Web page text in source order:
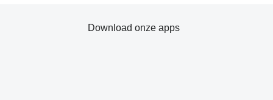
Download onze apps